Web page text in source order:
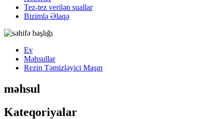
Tez-tez verilən suallar
Bizimlə Əlaqə
Ev
Məhsullar
Rezin Təmizləyici Maşın
məhsul
Kateqoriyalar